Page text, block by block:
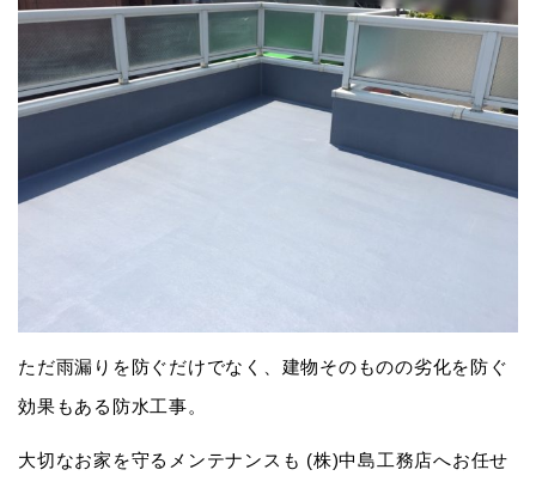
ただ雨漏りを防ぐだけでなく、建物そのものの劣化を防ぐ
効果もある防水工事。
大切なお家を守るメンテナンスも (株)中島工務店へお任せ